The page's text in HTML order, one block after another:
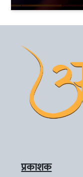
प्रकाशक